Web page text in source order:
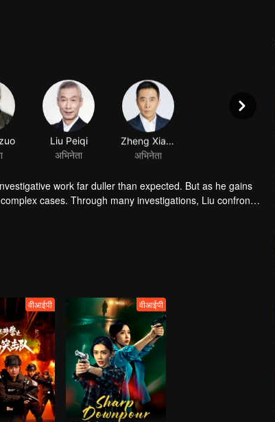
Liu Peiqi
अभिनेता
Zheng Xiaoning
अभिनेता
work far duller than expected. But as he gains
cases. Through many investigations, Liu confronts
and comrades teach him the weight of a detective's
वीआईपी वीआईपी